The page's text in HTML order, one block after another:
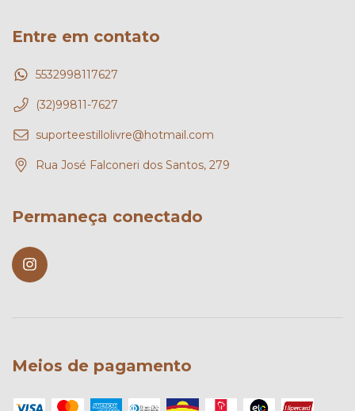
Entre em contato
5532998117627
(32)99811-7627
suporteestillolivre@hotmail.com
Rua José Falconeri dos Santos, 279
Permaneça conectado
Meios de pagamento